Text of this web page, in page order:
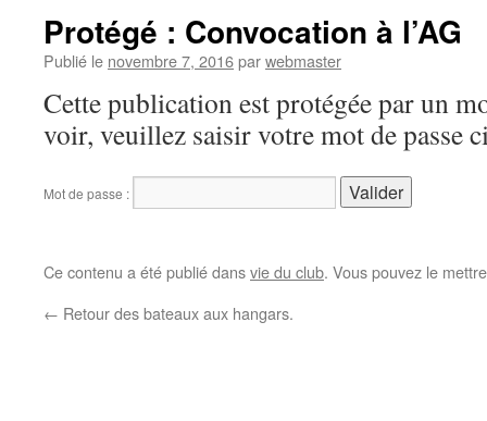
Protégé : Convocation à l’AG
Publié le novembre 7, 2016parwebmaster
Cette publication est protégée par un
voir, veuillez saisir votre mot de passe
Mot de passe :
Ce contenu a été publié dansvie du club. Vous pouvez le
← Retour des bateaux aux hangars.